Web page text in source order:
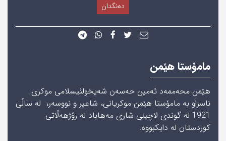
دەنگدان
مامۆستا هێمن
ھێمن محه‌ممه‌د ئه‌مین حەسەن شه‌یخولئیسلامی موکری
ناسراو به مامۆستا هێمن موکریانی، شاعیر و نووسەر، لە ساڵى
1921 لە گوندی لاچینی شاری مەھاباد لە رۆژهەڵاتى
کوردستان لە دایکبووە.